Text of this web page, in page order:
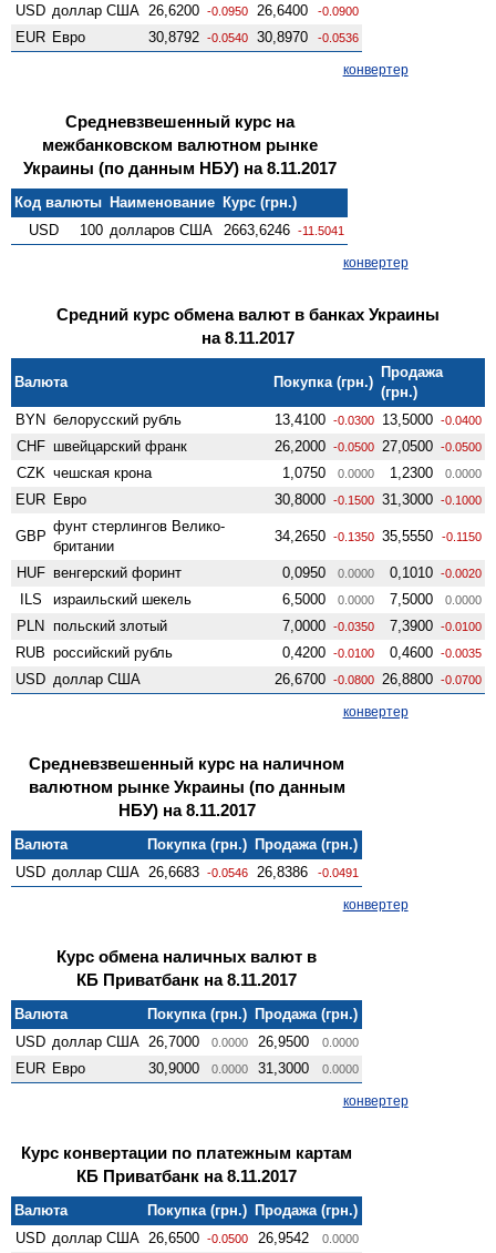
USD доллар США 26,6200 -0.0950 26,6400 -0.0900
EUR Евро 30,8792 -0.0540 30,8970 -0.0536
конвертер
Средневзвешенный курс на
межбанковском валютном рынке
Украины (по данным НБУ) на 8.11.2017
Код валюты Наименование Курс (грн.)
USD
100 долларов США 2663,6246 -11.5041
конвертер
Средний курс обмена валют в банках Украины
на 8.11.2017
Валюта Покупка (грн.)
Продажа
(грн.)
BYN белорусский рубль 13,4100 -0.0300 13,5000 -0.0400
CHF швейцарский франк 26,2000 -0.0500 27,0500 -0.0500
CZK чешская крона 1,0750 0.0000 1,2300 0.0000
EUR Евро 30,8000 -0.1500 31,3000 -0.1000
GBP
фунт стерлингов Велико­
британии
34,2650 -0.1350 35,5550 -0.1150
HUF венгерский форинт 0,0950 0.0000 0,1010 -0.0020
ILS израильский шекель 6,5000 0.0000 7,5000 0.0000
PLN польский злотый 7,0000 -0.0350 7,3900 -0.0100
RUB российский рубль 0,4200 -0.0100 0,4600 -0.0035
USD доллар США 26,6700 -0.0800 26,8800 -0.0700
конвертер
Средневзвешенный курс на наличном
валютном рынке Украины (по данным
НБУ) на 8.11.2017
Валюта Покупка (грн.) Продажа (грн.)
USD доллар США 26,6683 -0.0546 26,8386 -0.0491
конвертер
Курс обмена наличных валют в
КБ Приватбанк на 8.11.2017
Валюта Покупка (грн.) Продажа (грн.)
USD доллар США 26,7000 0.0000 26,9500 0.0000
EUR Евро 30,9000 0.0000 31,3000 0.0000
конвертер
Курс конвертации по платежным картам
КБ Приватбанк на 8.11.2017
Валюта Покупка (грн.) Продажа (грн.)
USD доллар США 26,6500 -0.0500 26,9542 0.0000